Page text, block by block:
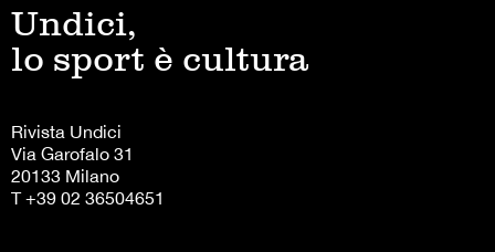
Undici,
lo sport è cultura
Rivista Undici
Via Garofalo 31
20133 Milano
T +39 02 36504651